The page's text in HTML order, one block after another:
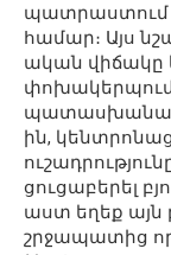
պատրաստում
համար։ Այս
ական վիճակը
ին,
ցուցաբերել
աստ եղեք այն
շրջապատից